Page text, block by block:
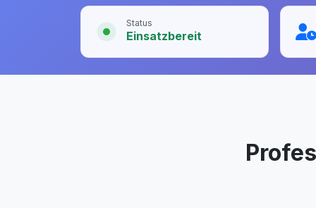
Status
Einsatzbereit